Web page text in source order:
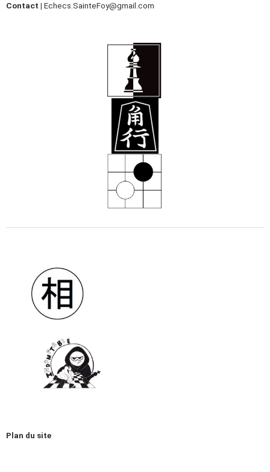
Contact | Echecs.SainteFoy@gmail.com
Plan du site